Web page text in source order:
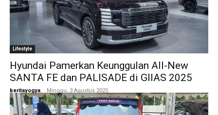
Lifestyle
Hyundai Pamerkan Keunggulan All-New
SANTA FE dan PALISADE di GIIAS 2025
beritayogya - Minggu, 3 Agustus 2025